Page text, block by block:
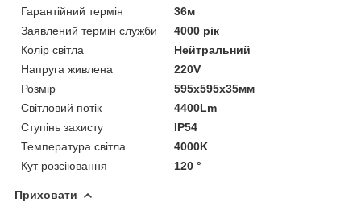
Гарантійний термін
36м
Заявлений термін служби
4000 рік
Колір світла
Нейтральний
Напруга живлена
220V
Розмір
595х595х35мм
Світловий потік
4400Lm
Ступінь захисту
IP54
Температура світла
4000K
Кут розсіювання
120 °
Приховати